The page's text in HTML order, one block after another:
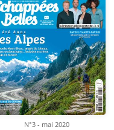
N°3 - mai 2020